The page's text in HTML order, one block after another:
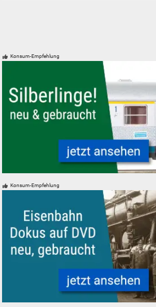
Konsum-Empfehlung
Konsum-Empfehlung